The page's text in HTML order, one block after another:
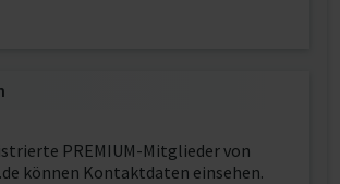
PREMIUM-Mitglieder von
können Kontaktdaten einsehen.